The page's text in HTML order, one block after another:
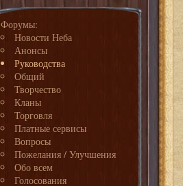
Форумы:
Новости Неба
Анонсы
Руководства
Общий
Творчество
Кланы
Торговля
Платные сервисы
Вопросы
Пожелания / Улучшения
Обо всем
Голосования